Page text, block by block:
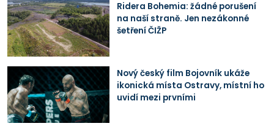
Ridera Bohemia: žádné porušení
na naší straně. Jen nezákonné
šetření ČIŽP
Nový český film Bojovník ukáže
ikonická místa Ostravy, místní ho
uvidí mezi prvními